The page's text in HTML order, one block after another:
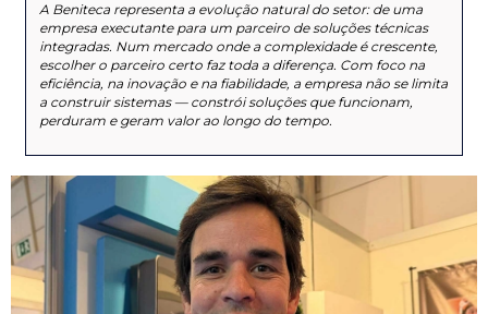
A Beniteca representa a evolução natural do setor: de uma
empresa executante para um parceiro de soluções técnicas
integradas. Num mercado onde a complexidade é crescente,
escolher o parceiro certo faz toda a diferença. Com foco na
eficiência, na inovação e na fiabilidade, a empresa não se limita
a construir sistemas — constrói soluções que funcionam,
perduram e geram valor ao longo do tempo.